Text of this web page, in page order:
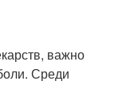
важно
Среди